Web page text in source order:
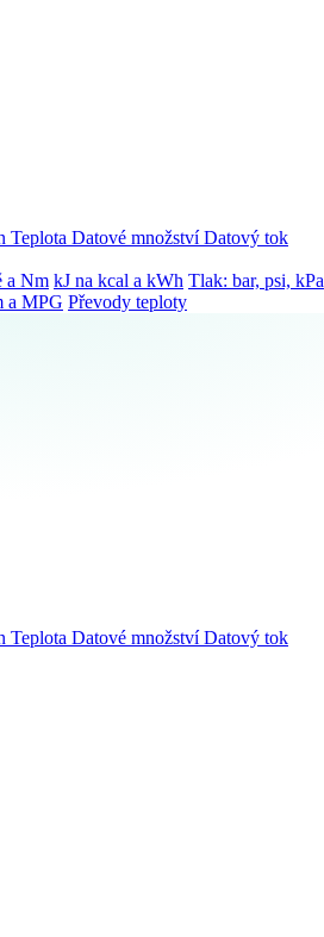
Teplota Datové množstvíDatový tok
a Nm kJ na kcal a kWh Tlak: bar, psi, kPa
a MPG Převody teploty
Teplota Datové množstvíDatový tok